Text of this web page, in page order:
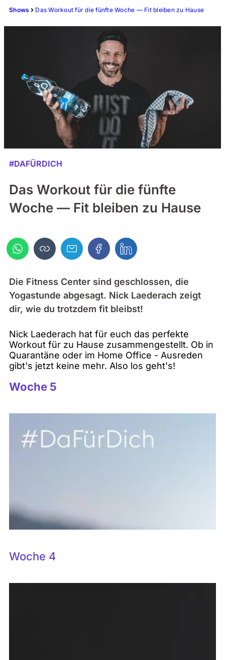
Shows Das Workout für die fünfte Woche — Fit bleiben zu Hause
#DAFÜRDICH
Das Workout für die fünfte
Woche — Fit bleiben zu Hause
Die Fitness Center sind geschlossen, die
Yogastunde abgesagt. Nick Laederach zeigt
dir, wie du trotzdem fit bleibst!
Nick Laederach hat für euch das perfekte
Workout für zu Hause zusammengestellt. Ob in
Quarantäne oder im Home Office - Ausreden
gibt's jetzt keine mehr. Also los geht's!
Woche 5
Woche 4